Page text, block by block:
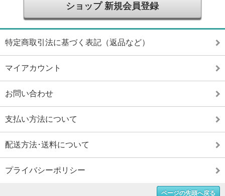
ショップ 新規会員登録
特定商取引法に基づく表記（返品など）
マイアカウント
お問い合わせ
支払い方法について
配送方法･送料について
プライバシーポリシー
ページの先頭へ戻る